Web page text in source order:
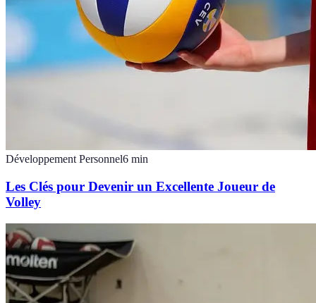
Développement Personnel6 min
Les Clés pour Devenir un Excellente Joueur de
Volley